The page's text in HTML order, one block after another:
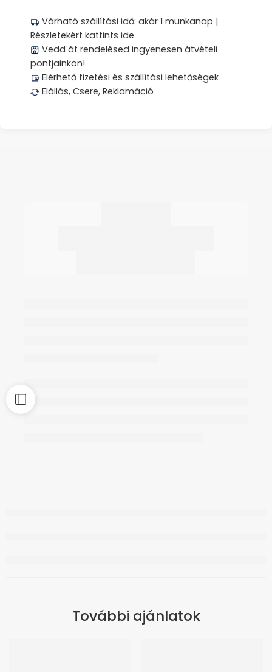
Várható szállítási idő: akár 1 munkanap |
Részletekért kattints ide
Vedd át rendelésed ingyenesen átvételi
pontjainkon!
Elérhető fizetési és szállítási lehetőségek
Elállás, Csere, Reklamáció
További ajánlatok